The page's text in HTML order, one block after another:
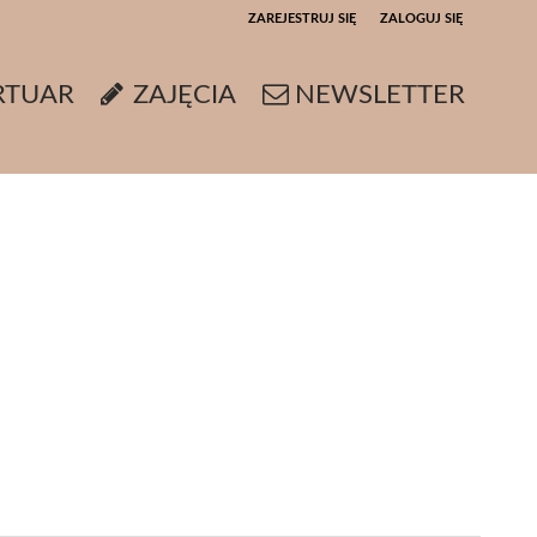
ZAREJESTRUJ SIĘ ZALOGUJ SIĘ
0,00
ZAJĘCIA NEWSLETTER